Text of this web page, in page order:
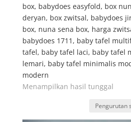
box, babydoes easyfold, box
deryan, box zwitsal, babydoes
box, nuna sena box, harga
babydoes 1711, baby tafel
tafel, baby tafel laci, baby tafel
lemari, baby tafel minimalis
modern
Menampilkan hasil tunggal